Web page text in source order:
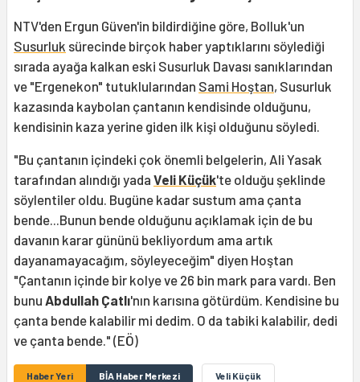
NTV'den Ergun Güven'in bildirdiğine göre, Bolluk'un
Susurluk sürecinde birçok haber yaptıklarını söylediği
sırada ayağa kalkan eski Susurluk Davası sanıklarından
ve "Ergenekon" tutuklularından Sami Hoştan, Susurluk
kazasında kaybolan çantanın kendisinde olduğunu,
kendisinin kaza yerine giden ilk kişi olduğunu söyledi.
"Bu çantanın içindeki çok önemli belgelerin, Ali Yasak
tarafından alındığı yada Veli Küçük'te olduğu şeklinde
söylentiler oldu. Bugüne kadar sustum ama çanta
bende...Bunun bende olduğunu açıklamak için de bu
davanın karar gününü bekliyordum ama artık
dayanamayacağım, söyleyeceğim" diyen Hoştan
"Çantanın içinde bir kolye ve 26 bin mark para vardı. Ben
bunu Abdullah Çatlı'nın karısına götürdüm. Kendisine bu
çanta bende kalabilir mi dedim. O da tabiki kalabilir, dedi
ve çanta bende." (EÖ)
Haber Yeri BİA Haber Merkezi Veli Küçük